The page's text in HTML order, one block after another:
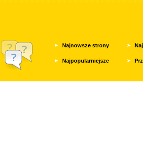
Najnowsze strony
Najpopularniejsze